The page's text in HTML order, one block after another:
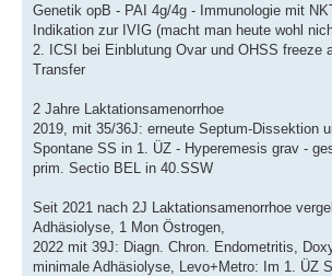
Genetik opB - PAI 4g/4g - Immunologie mit
Indikation zur IVIG (macht man heute wohl
2. ICSI bei Einblutung Ovar und OHSS freeze
Transfer
2 Jahre Laktationsamenorrhoe
2019, mit 35/36J: erneute Septum-Dissektion
Spontane SS in 1. ÜZ - Hyperemesis grav -
prim. Sectio BEL in 40.SSW
Seit 2021 nach 2J Laktationsamenorrhoe
Adhäsiolyse, 1 Mon Östrogen,
2022 mit 39J: Diagn. Chron. Endometritis,
minimale Adhäsiolyse, Levo+Metro: Im 1. ÜZ